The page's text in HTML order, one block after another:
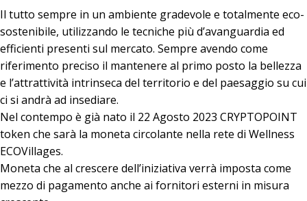
Il tutto sempre in un ambiente gradevole e totalmente eco-
sostenibile, utilizzando le tecniche più d’avanguardia ed
efficienti presenti sul mercato. Sempre avendo come
riferimento preciso il mantenere al primo posto la bellezza
e l’attrattività intrinseca del territorio e del paesaggio su cui
ci si andrà ad insediare.
Nel contempo è già nato il 22 Agosto 2023 CRYPTOPOINT
token che sarà la moneta circolante nella rete di Wellness
ECOVillages.
Moneta che al crescere dell’iniziativa verrà imposta come
mezzo di pagamento anche ai fornitori esterni in misura